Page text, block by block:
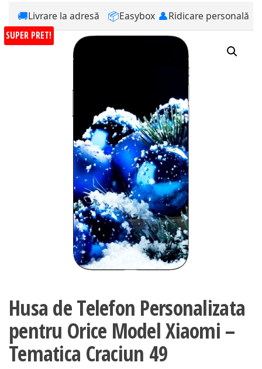
🚚Livrare la adresă 📦Easybox 👤Ridicare personală
SUPER PRET!
Husa de Telefon Personalizata
pentru Orice Model Xiaomi –
Tematica Craciun 49